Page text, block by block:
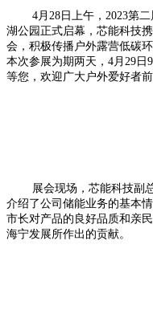
4月28日上午，2023第
湖公园正式启幕，芯能科技
会，积极传播户外露营低碳
本次参展为期两天，4月29日
等您，欢迎广大户外爱好者前
展会现场，芯能科技副
介绍了公司储能业务的基本
市长对产品的良好品质和亲
海宁发展所作出的贡献。